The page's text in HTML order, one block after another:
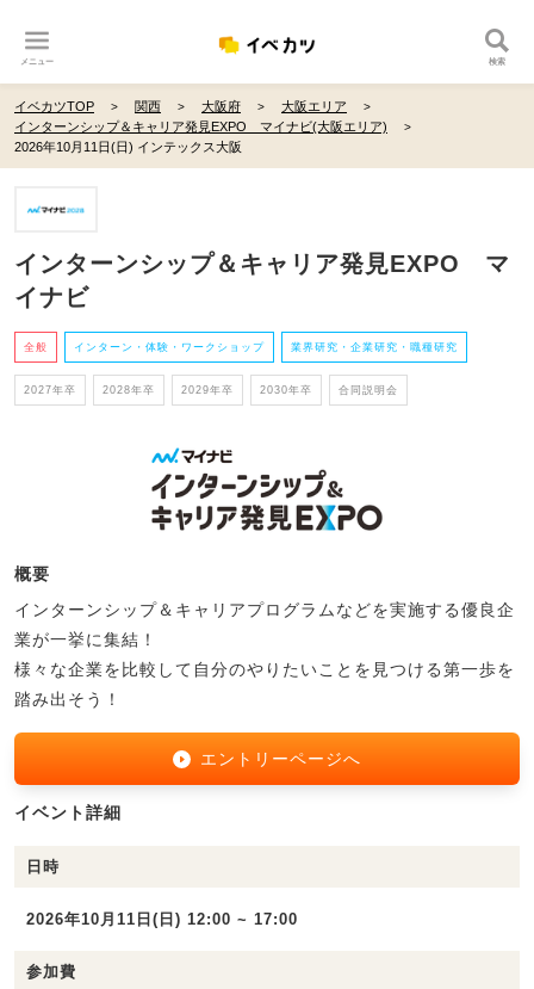
メニュー 検索
イベカツTOP 関西 大阪府
大阪エリア
インターンシップ＆キャリア発見EXPO マイナビ(大阪エリア)
2026年10月11日(日) インテックス大阪
インターンシップ＆キャリア発見EXPO マ
イナビ
全般 インターン・体験・ワークショップ 業界研究・企業研究・職種研究
2027年卒 2028年卒 2029年卒 2030年卒 合同説明会
概要
インターンシップ＆キャリアプログラムなどを実施する優良企
業が一挙に集結！
様々な企業を比較して自分のやりたいことを見つける第一歩を
踏み出そう！
エントリーページへ
イベント詳細
日時
2026年10月11日(日) 12:00 ~ 17:00
参加費